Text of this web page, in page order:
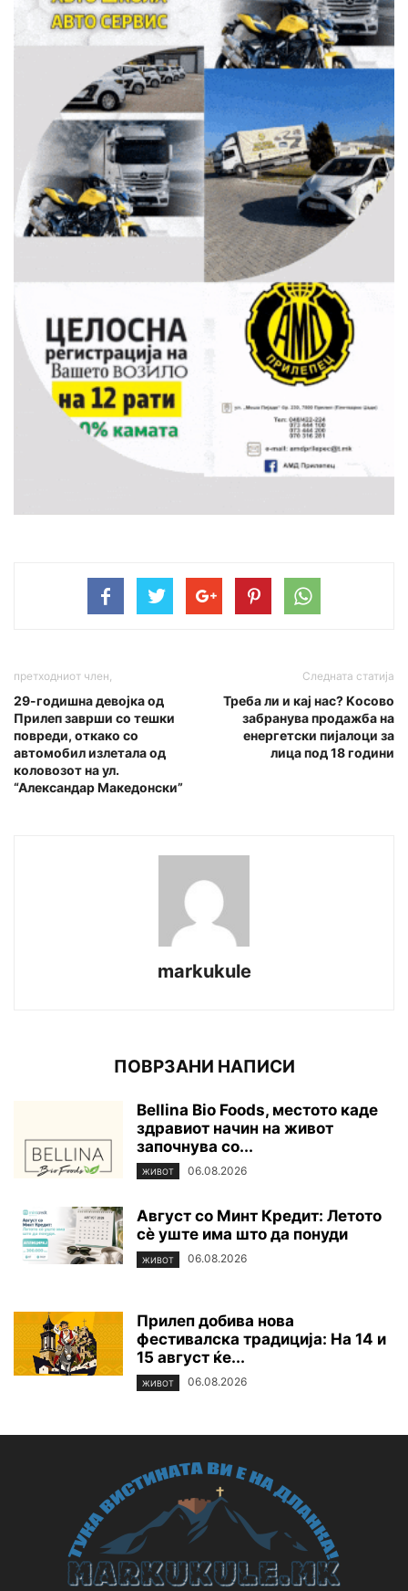
претходниот член,
29-годишна девојка од
Прилеп заврши со тешки
повреди, откако со
автомобил излетала од
коловозот на ул.
“Александар Македонски”
Следната статија
Треба ли и кај нас? Kосово
забранува продажба на
енергетски пијалоци за
лица под 18 години
markukule
ПОВРЗАНИ НАПИСИ
Bellina Bio Foods, местото каде
здравиот начин на живот
започнува со...
ЖИВОТ 06.08.2026
Август со Минт Кредит: Летото
сè уште има што да понуди
ЖИВОТ 06.08.2026
Прилеп добива нова
фестивалска традиција: На 14 и
15 август ќе...
ЖИВОТ 06.08.2026